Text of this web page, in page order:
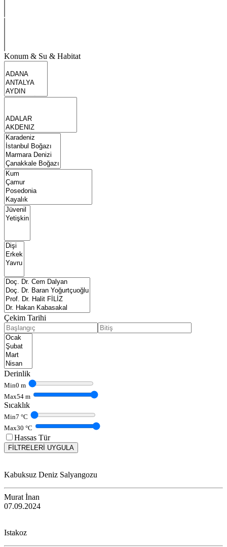
Konum & Su & Habitat
Çekim Tarihi
Derinlik
Min0 m
Max54 m
Sıcaklık
Min7 °C
Max30 °C
Hassas Tür
FİLTRELERİ UYGULA
Kabuksuz Deniz Salyangozu
Murat İnan
07.09.2024
Istakoz